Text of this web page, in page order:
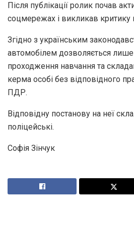
Після публікації ролик почав
соцмережах і викликав критику
Згідно з українським
автомобілем дозволяється лише
проходження навчання та
керма особі без відповідного
ПДР.
Відповідну постанову на неї
поліцейські.
Софія Зінчук